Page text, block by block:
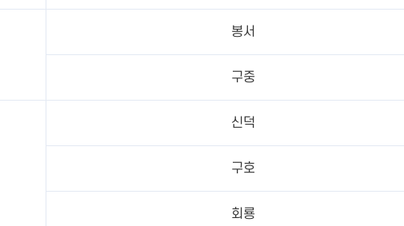
봉서
구중
신덕
구호
회룡